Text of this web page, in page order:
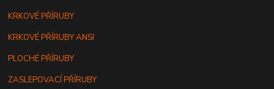
KRKOVÉ PŘÍRUBY
KRKOVÉ PŘÍRUBY ANSI
PLOCHÉ PŘÍRUBY
ZASLEPOVACÍ PŘÍRUBY